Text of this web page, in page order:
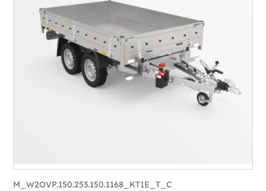
Longueur utile (mm) :2530
Plancher :Plancher en Acier
M_W2OVP.150.253.150.1168_KT1E_T_C